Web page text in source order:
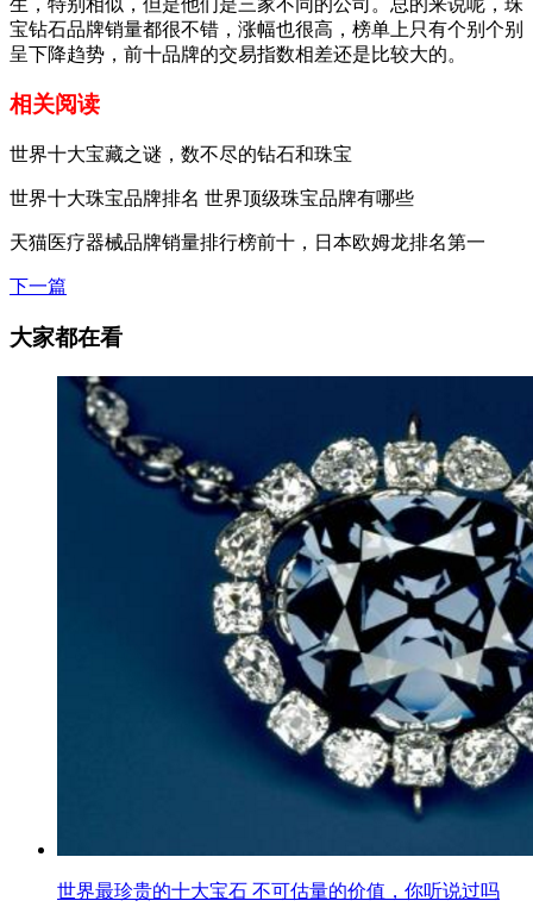
宝钻石品牌销量都很不错，涨幅也很高，榜单上只有个别个别
呈下降趋势，前十品牌的交易指数相差还是比较大的。
相关阅读
世界十大宝藏之谜，数不尽的钻石和珠宝
世界十大珠宝品牌排名 世界顶级珠宝品牌有哪些
天猫医疗器械品牌销量排行榜前十，日本欧姆龙排名第一
下一篇
大家都在看
世界最珍贵的十大宝石 不可估量的价值，你听说过吗